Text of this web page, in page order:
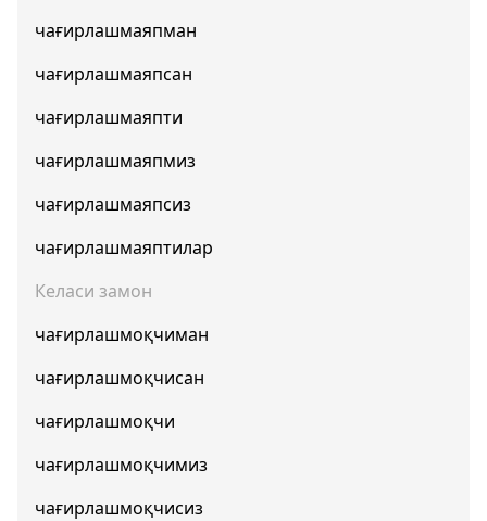
чағирлашмаяпман
чағирлашмаяпсан
чағирлашмаяпти
чағирлашмаяпмиз
чағирлашмаяпсиз
чағирлашмаяптилар
Келаси замон
чағирлашмоқчиман
чағирлашмоқчисан
чағирлашмоқчи
чағирлашмоқчимиз
чағирлашмоқчисиз